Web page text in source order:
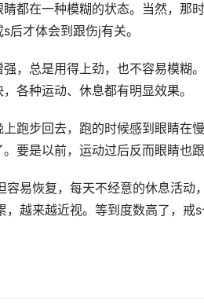
都在一种模糊的状态。当然，那
才体会到跟伤j有关。
，总是用得上劲，也不容易模糊。
各种运动、休息都有明显效果。
跑步回去，跑的时候感到眼睛在
要是以前，运动过后反而眼睛也跟
易恢复，每天不经意的休息活动
越来越近视。等到度数高了，戒